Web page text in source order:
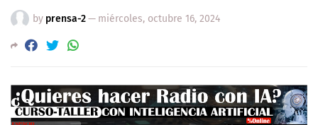
by prensa-2— miércoles, octubre 16, 2024